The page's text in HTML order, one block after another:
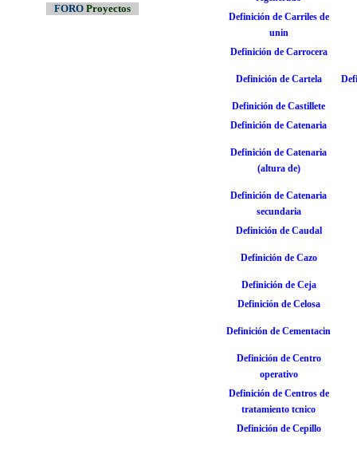
FORO Proyectos
Definición de Carriles de
unin
Definición de Carrocera
Definición de Cartela
Definición de Castillete
Definición de Catenaria
Definición de Catenaria
(altura de)
Definición de Catenaria
secundaria
Definición de Caudal
Definición de Cazo
Definición de Ceja
Definición de Celosa
Definición de Cementacin
Definición de Centro
operativo
Definición de Centros de
tratamiento tcnico
Definición de Cepillo